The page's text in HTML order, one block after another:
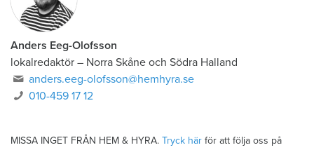
Anders Eeg-Olofsson
lokalredaktör – Norra Skåne och Södra Halland
anders.eeg-olofsson@hemhyra.se
010-459 17 12
MISSA INGET FRÅN HEM & HYRA. Tryck här för att följa oss på